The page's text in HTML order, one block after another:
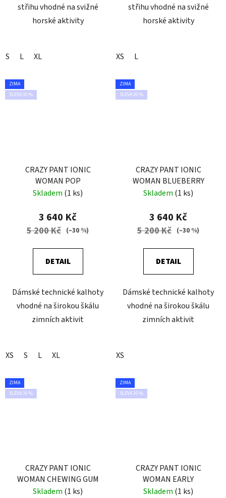
střihu vhodné na svižné
horské aktivity
S L XL
střihu vhodné na svižné
horské aktivity
XS L
ZIMA
SLEVA 30 %
CRAZY PANT IONIC
WOMAN POP
Skladem (1 ks)
3 640 Kč
5 200 Kč (–30 %)
DETAIL
Dámské technické kalhoty
vhodné na širokou škálu
zimních aktivit
XS S L XL
ZIMA
SLEVA 30 %
CRAZY PANT IONIC
WOMAN BLUEBERRY
Skladem (1 ks)
3 640 Kč
5 200 Kč (–30 %)
DETAIL
Dámské technické kalhoty
vhodné na širokou škálu
zimních aktivit
XS
ZIMA
SLEVA 30 %
CRAZY PANT IONIC
WOMAN CHEWING GUM
Skladem (1 ks)
ZIMA
SLEVA 30 %
CRAZY PANT IONIC
WOMAN EARLY
Skladem (1 ks)